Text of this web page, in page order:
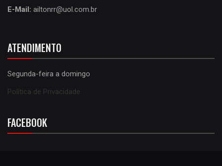
E-Mail: ailtonrr@uol.com.br
ATENDIMENTO
Segunda-feira a domingo
Política de Privacidade
FACEBOOK